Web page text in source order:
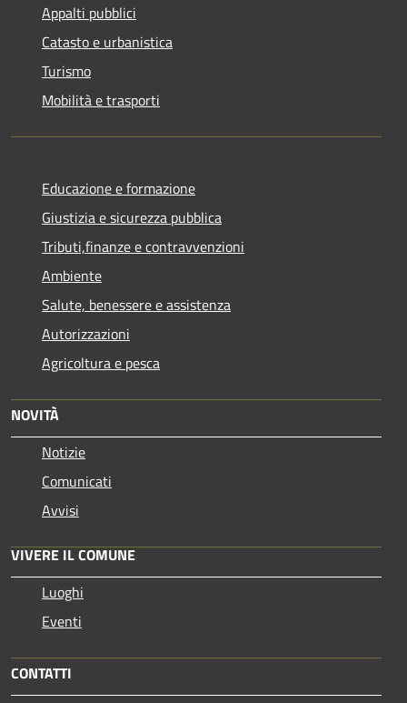
Appalti pubblici
Catasto e urbanistica
Turismo
Mobilità e trasporti
Educazione e formazione
Giustizia e sicurezza pubblica
Tributi,finanze e contravvenzioni
Ambiente
Salute, benessere e assistenza
Autorizzazioni
Agricoltura e pesca
NOVITÀ
Notizie
Comunicati
Avvisi
VIVERE IL COMUNE
Luoghi
Eventi
CONTATTI